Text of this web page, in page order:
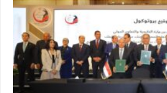
مصر
يوقع
بروتوكول
للمشاركة
في
مبادرة
«حدث
بياناتك
مصر»
لتيسير